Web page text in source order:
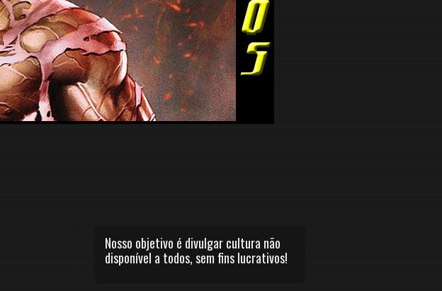
Nosso objetivo é divulgar cultura não
disponível a todos, sem fins lucrativos!